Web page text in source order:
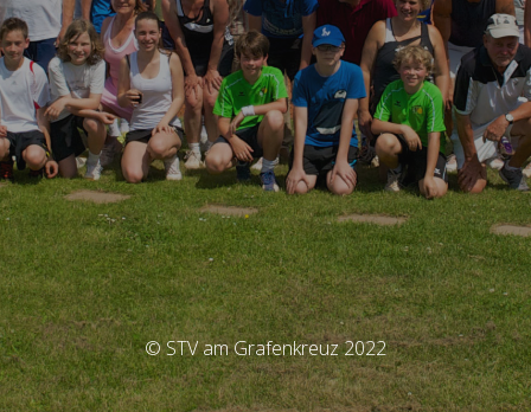
© STV am Grafenkreuz 2022